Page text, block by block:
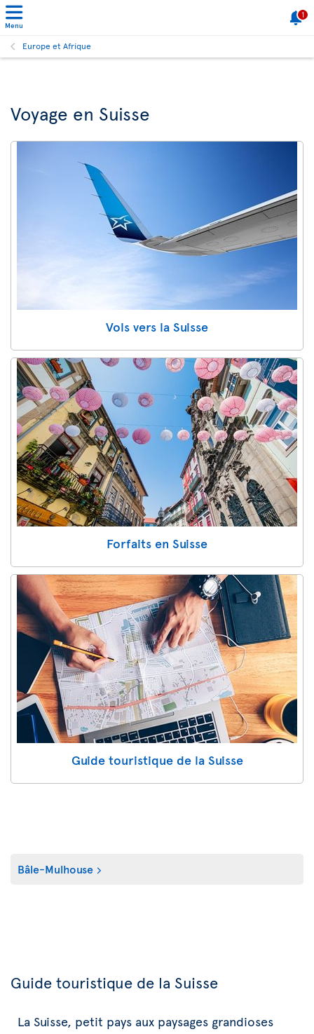
Menu
1
Europe et Afrique
Voyage en Suisse
Vols vers la Suisse
Forfaits en Suisse
Guide touristique de la Suisse
Bâle-Mulhouse
Guide touristique de la Suisse
La Suisse, petit pays aux paysages grandioses